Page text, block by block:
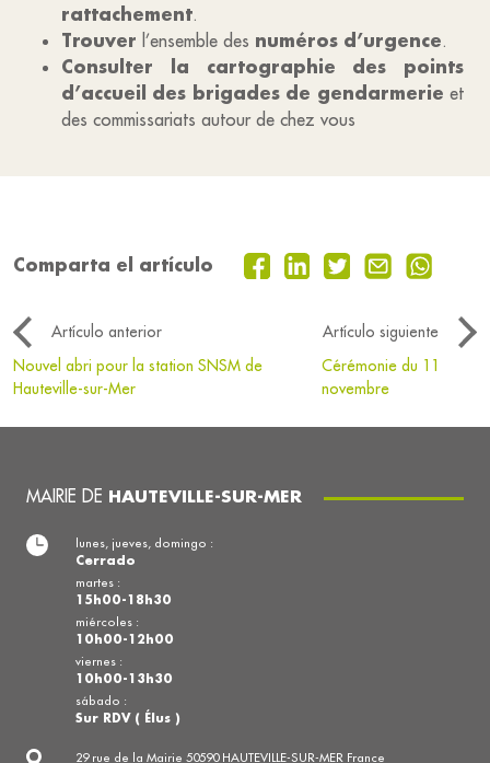
rattachement.
Trouver l’ensemble des numéros d’urgence.
Consulter la cartographie des points
d’accueil des brigades de gendarmerie et
des commissariats autour de chez vous
Comparta el artículo
Artículo anterior
Artículo siguiente
Nouvel abri pour la station SNSM de
Hauteville-sur-Mer
Cérémonie du 11
novembre
MAIRIE DE HAUTEVILLE-SUR-MER
29 rue de la Mairie 50590 HAUTEVILLE-SUR-MER France
lunes, jueves, domingo :
Cerrado
martes :
15h00-18h30
miércoles :
10h00-12h00
viernes :
10h00-13h30
sábado :
Sur RDV ( Élus )